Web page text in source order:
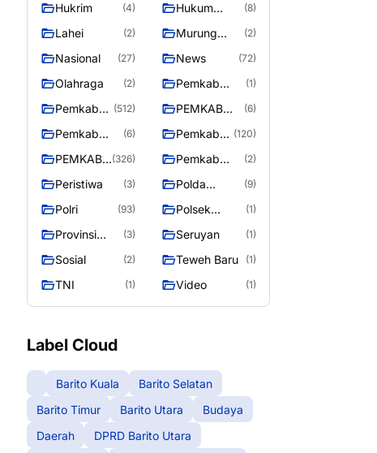
Hukrim (4)
Hukum
(8)
Lahei (2)
Murung
(2)
Nasional (27) News (72)
Olahraga (2)
Pemkab
(1)
Pemkab
Utara
(512)
PEMKAB
UTARA
(6)
Pemkab
(6)
Pemkab
Raya
(120)
PEMKAB
RAYA
(326)
Pemkab
(2)
Peristiwa (3)
Polda
(9)
Polri (93)
Polsek
(1)
Provinsi
(3) Seruyan (1)
Sosial (2) Teweh Baru (1)
TNI (1) Video (1)
Label Cloud
Barito Kuala
Barito Selatan
Barito Timur
Barito Utara
Budaya
Daerah
DPRD Barito Utara